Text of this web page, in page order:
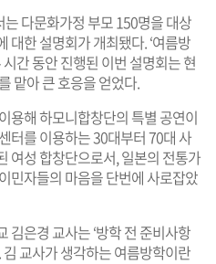
다문화가정 부모 150명을 대상
대한 설명회가 개최됐다. ‘여름방
간 동안 진행된 이번 설명회는 현
맡아 큰 호응을 얻었다.
용해 하모니합창단의 특별 공연이
터를 이용하는 30대부터 70대 사
여성 합창단으로서, 일본의 전통가
민자들의 마음을 단번에 사로잡았
김은경 교사는 ‘방학 전 준비사항
교사가 생각하는 여름방학이란